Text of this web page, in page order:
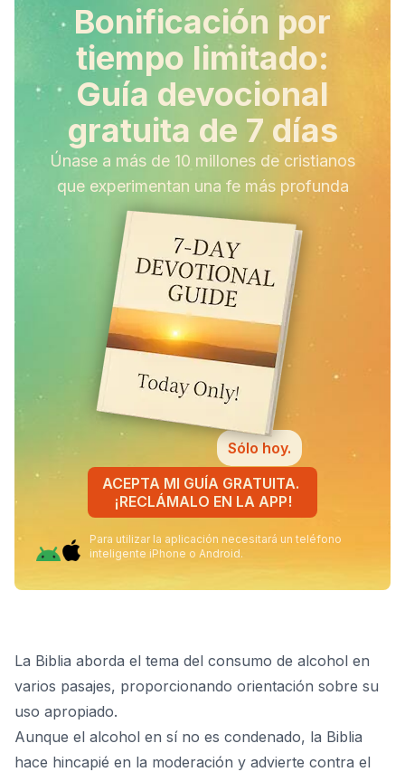
Bonificación por
tiempo limitado:
Guía devocional
gratuita de 7 días
Únase a más de 10 millones de cristianos
que experimentan una fe más profunda
Sólo hoy.
ACEPTA MI GUÍA GRATUITA.
¡RECLÁMALO EN LA APP!
Para utilizar la aplicación necesitará un teléfono
inteligente iPhone o Android.
La Biblia aborda el tema del consumo de alcohol en
varios pasajes, proporcionando orientación sobre su
uso apropiado.
Aunque el alcohol en sí no es condenado, la Biblia
hace hincapié en la moderación y advierte contra el